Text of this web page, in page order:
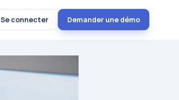
Se connecter Demander une démo